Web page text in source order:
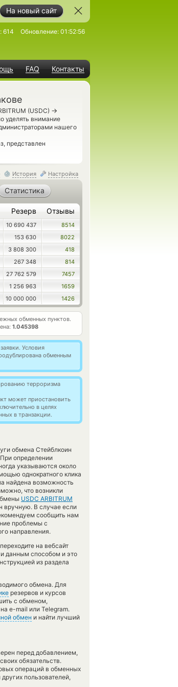
На новый сайт
FAQ Контакты
614 Обновление: 01:52:56
(USDC) →
уделять внимание
нашего
представлен
История Настройка
Статистика
Резерв Отзывы
10 690 437
8514
153 630
8022
3 808 300
418
267 348
814
27 762 579
7457
1 256 963
1659
10 000 000 1426
обменных пунктов.
1.045398
Условия
обменным
терроризма
может приостановить
в целях
в транзакции.
обмена Стейблкоин
определении
указываются около
однократного клика
найдена возможность
что возникли
USDC ARBITRUM
вручную. В случае если
сообщить нам
проблемы с
направления.
на вебсайт
данным способом и это
из раздела
обмена. Для
резервов и курсов
с обменом,
e-mail или Telegram.
обмен и найти лучший
перед добавлением,
обязательств.
операций в обменных
пользователей,